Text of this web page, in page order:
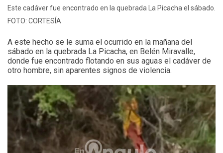
Este cadáver fue encontrado en la quebrada La Picacha el sábado.
FOTO: CORTESÍA
A este hecho se le suma el ocurrido en la mañana del
sábado en la quebrada La Picacha, en Belén Miravalle,
donde fue encontrado flotando en sus aguas el cadáver de
otro hombre, sin aparentes signos de violencia.